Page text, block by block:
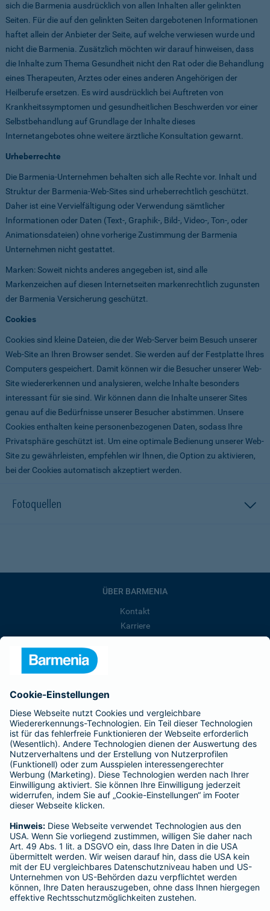
sich die Barmenia ausdrücklich von allen Inhalten aller gelinkten
Seiten. Für die auf den gelinkten Seiten dargebotenen Informationen
haftet allein der Anbieter der Seite, auf welche verwiesen wurde und
nicht die Barmenia. Zusätzlich möchten wir darauf hinweisen, dass
die Inhalte zum Thema Gesundheit nicht den Rat oder die Behandlung
eines Therapeuten, Arztes oder eines anderen Angehörigen der
Heilberufe ersetzen. Es wird ausdrücklich bei Auftreten von
Krankheitssymptomen und gesundheitlichen Beschwerden vor einer
Selbstbehandlung auf Grundlage der Inhalte dieses
Internetangebotes ohne weitere ärztliche Konsultation gewarnt.
Urheberrechte
Die Barmenia-Unternehmen behalten sich alle Rechte vor. Inhalt und
Struktur der Barmenia-Web-Sites sind urheberrechtlich geschützt.
Daher ist eine Vervielfältigung oder Verwendung sämtlicher
Informationen oder Daten (Text-, Graphik-, Bild-, Video-, Ton-, oder
Animationsdateien) ohne vorherige Zustimmung der Barmenia
Unternehmen nicht gestattet.
Marken: Soweit nichts anderes angegeben ist, sind alle
Markenzeichen auf diesen Internetseiten markenrechtlich zugunsten
der Barmenia Versicherung geschützt.
Cookies
Cookies sind kleine Dateien, die der Web-Server beim Besuch unserer
Web-Site an Ihren Browser sendet. Sie werden auf der Festplatte Ihres
Computers gespeichert. Damit können wir die Besucher unserer Web-
Site wiedererkennen und analysieren, welche Inhalte besonders
interessant für sie sind. Wir können dann die Inhalte unserer Sites
genau auf die Bedürfnisse unserer Besucher abstimmen. Unsere
Cookies enthalten keine personenbezogenen Daten, sodass Ihre
Privatsphäre geschützt ist. Um eine optimale Bedienung unserer Web-
Site zu gewährleisten, empfehlen wir Ihnen, die Option zu aktivieren,
bei der Cookies automatisch akzeptiert werden.
Fotoquellen
ÜBER BARMENIA
Kontakt
Karriere
Barmenia ist Teil der BarmeniaGothaer
BELIEBTE SEITEN
Kranken-Zusatzversicherung
Tierversicherungen
Haftpflichtversicherung
Hausratversicherung
Adresse ändern
Schaden melden
Kilometerstandsmeldung
Serviceübersicht